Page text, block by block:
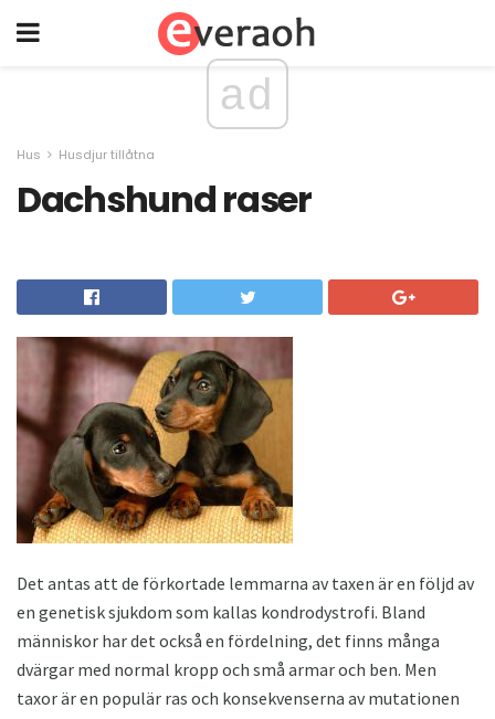
ad
Hus Husdjur tillåtna
Dachshund raser
Det antas att de förkortade lemmarna av taxen är en följd av
en genetisk sjukdom som kallas kondrodystrofi. Bland
människor har det också en fördelning, det finns många
dvärgar med normal kropp och små armar och ben. Men
taxor är en populär ras och konsekvenserna av mutationen